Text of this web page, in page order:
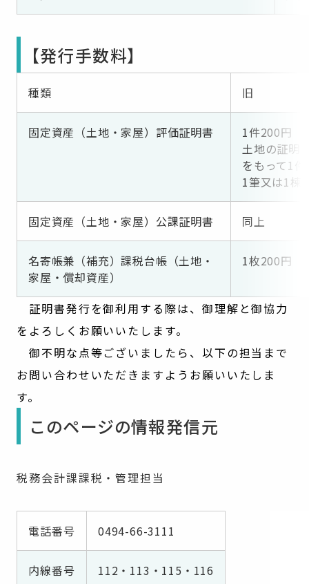
【発行手数料】
種類 旧
固定資産（土地・家屋）評価証明書
1件200円
土地の証明
をもって1
1筆又は1棟
固定資産（土地・家屋）公課証明書 同上
名寄帳兼（補充）課税台帳（土地・
家屋・償却資産）
1枚200円
証明書発行を御利用する際は、御理解と御協力
をよろしくお願いいたします。
御不明な点等ございましたら、以下の担当まで
お問い合わせいただきますようお願いいたしま
す。
このページの情報発信元
税務会計課課税・管理担当
電話番号 0494-66-3111
内線番号 112・113・115・116